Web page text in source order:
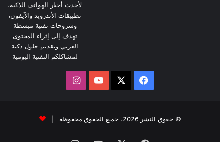
لأحدث أخبار الهواتف الذكية،
تطبيقات الأندرويد والآيفون،
وشروحات تقنية مبسطة
تهدف إلى إثراء المحتوى
العربي وتقديم حلول ذكية
لمشاكلكم التقنية اليومية
فيسبوك ‫YouTubeانستقرام
© حقوق النشر 2026، جميع الحقوق محفوظة |